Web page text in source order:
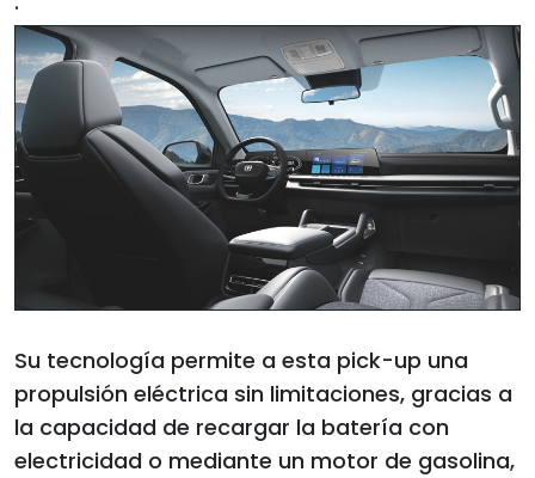
·
Su tecnología permite a esta pick-up una
propulsión eléctrica sin limitaciones, gracias a
la capacidad de recargar la batería con
electricidad o mediante un motor de gasolina,